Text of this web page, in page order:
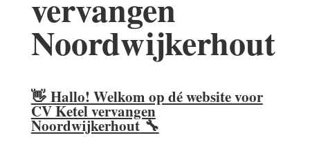
Noordwijkerhout
👋 Hallo! Welkom op dé website voor
CV Ketel vervangen
Noordwijkerhout🔧